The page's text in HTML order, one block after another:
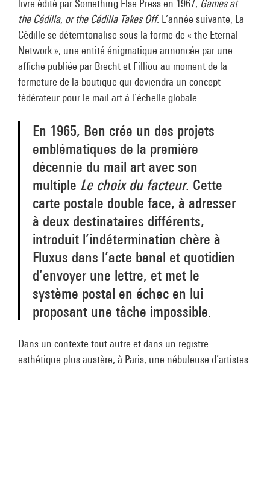
livre édité par Something Else Press en 1967, Games at
the Cédilla, or the Cédilla Takes Off. L’année suivante, La
Cédille se déterritorialise sous la forme de « the Eternal
Network », une entité énigmatique annoncée par une
affiche publiée par Brecht et Filliou au moment de la
fermeture de la boutique qui deviendra un concept
fédérateur pour le mail art à l’échelle globale.
En 1965, Ben crée un des projets
emblématiques de la première
décennie du mail art avec son
multiple Le choix du facteur. Cette
carte postale double face, à adresser
à deux destinataires différents,
introduit l’indétermination chère à
Fluxus dans l’acte banal et quotidien
d’envoyer une lettre, et met le
système postal en échec en lui
proposant une tâche impossible.
Dans un contexte tout autre et dans un registre
esthétique plus austère, à Paris, une nébuleuse d’artistes